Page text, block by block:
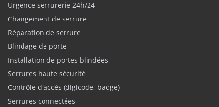
Urgence serrurerie 24h/24
Changement de serrure
Réparation de serrure
Blindage de porte
Installation de portes blindées
Serrures haute sécurité
Contrôle d'accès (digicode, badge)
Serrures connectées